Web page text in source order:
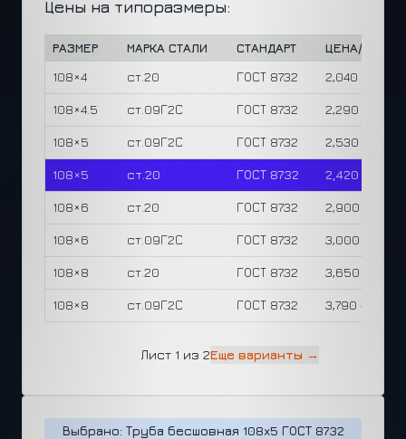
Цены на типоразмеры:
РАЗМЕР МАРКА СТАЛИ СТАНДАРТ ЦЕНА/М
108×4
ст.20 ГОСТ 8732 2,040 ₽
108×4.5 ст.09Г2С ГОСТ 8732 2,290 ₽
108×5 ст.09Г2С ГОСТ 8732 2,530 ₽
108×5 ст.20 ГОСТ 8732 2,420 ₽
108×6 ст.20 ГОСТ 8732 2,900 ₽
108×6 ст.09Г2С ГОСТ 8732 3,000 ₽
108×8 ст.20 ГОСТ 8732 3,650 ₽
108×8 ст.09Г2С ГОСТ 8732 3,790 ₽
Лист 1 из 2Еще варианты →
Выбрано: Труба бесшовная 108x5 ГОСТ 8732